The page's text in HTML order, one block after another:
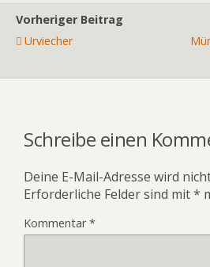
Vorheriger Beitrag
Urviecher
Schreibe einen
Deine E-Mail-Adresse wird
Erforderliche Felder sind mit*
Kommentar*